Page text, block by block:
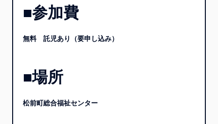
■参加費
無料 託児あり（要申し込み）
■場所
松前町総合福祉センター